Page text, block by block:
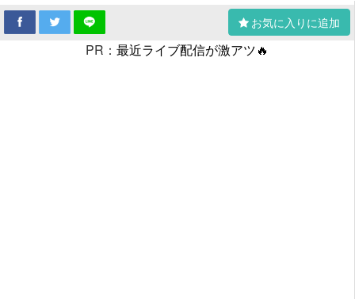
お気に入りに追加
PR： 最近ライブ配信が激アツ🔥